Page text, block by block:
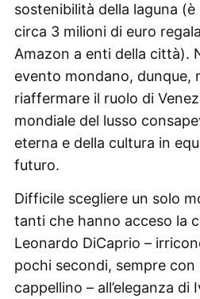
sostenibilità della laguna
circa 3 milioni di euro
Amazon a enti della città).
evento mondano, dunque,
riaffermare il ruolo di
mondiale del lusso
eterna e della cultura in
futuro.
Difficile scegliere un solo
tanti che hanno acceso la
Leonardo DiCaprio –
pochi secondi, sempre con
cappellino – all’eleganza di